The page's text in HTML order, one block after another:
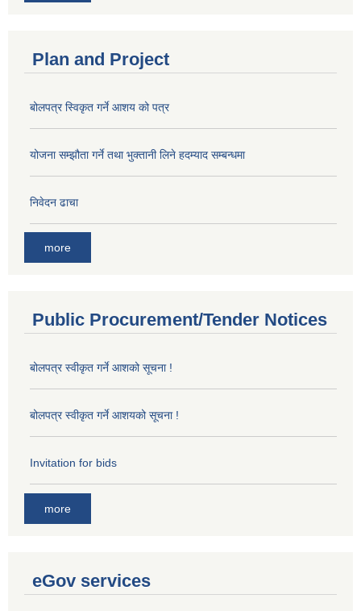
Plan and Project
बोलपत्र स्विकृत गर्ने आशय को पत्र
योजना सम्झौता गर्ने तथा भुक्तानी लिने हदम्याद सम्बन्धमा
निवेदन ढाचा
more
Public Procurement/Tender Notices
बोलपत्र स्वीकृत गर्ने आशको सूचना !
बोलपत्र स्वीकृत गर्ने आशयको सूचना !
Invitation for bids
more
eGov services